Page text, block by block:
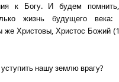
к Богу. И будем
жизнь будущего века:
Христовы, Христос Божий
нашу землю врагу?